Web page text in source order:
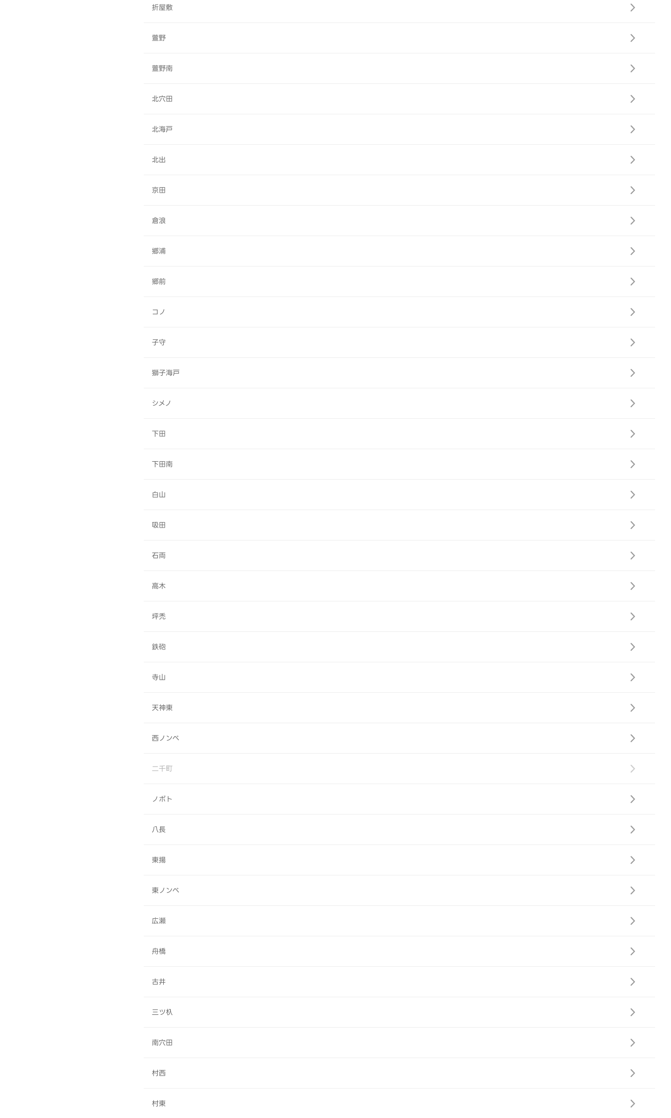
折屋敷
萱野
萱野南
北穴田
北海戸
北出
京田
倉浪
郷浦
郷前
コノ
子守
獅子海戸
シメノ
下田
下田南
白山
吸田
石両
高木
坪禿
鉄砲
寺山
天神東
西ノンベ
二千町
ノボト
八長
東揚
東ノンベ
広瀬
舟橋
古井
三ツ杁
南穴田
村西
村東